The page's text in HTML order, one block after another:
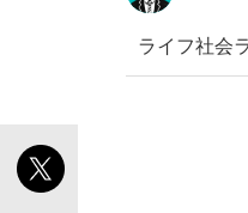
「
ライフ社会